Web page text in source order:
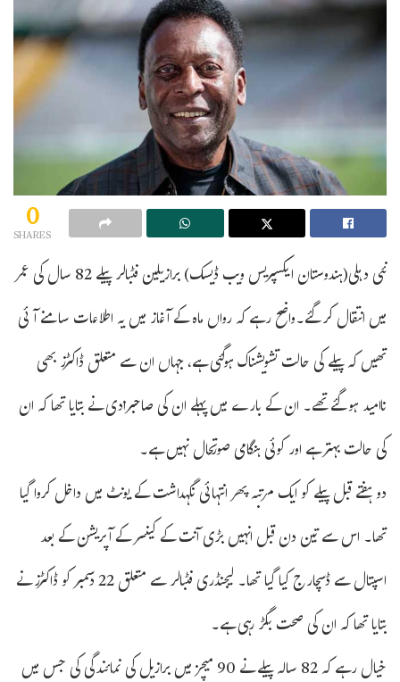
0
SHARES
نئی دہلی(ہندوستان ایکسپریس ویب ڈیسک) برازیلین فٹبالر پیلے 82 سال کی عمر
میں انتقال کرگئے۔واضح رہے کہ رواں ماہ کے آغاز میں یہ اطلاعات سامنے آئی
تھیں کہ پیلے کی حالت تشویشناک ہوگئی ہے، جہاں ان سے متعلق ڈاکٹرز بھی
ناامید ہوگئے تھے۔ ان کے بارے میں پہلے ان کی صاحبزادی نے بتایا تھا کہ ان
کی حالت بہتر ہے اور کوئی ہنگامی صورتحال نہیں ہے۔
دو ہفتے قبل پیلے کو ایک مرتبہ پھر انتہائی نگہداشت کے یونٹ میں داخل کروا گیا
تھا۔ اس سے تین دن قبل انہیں بڑی آنت کے کینسر کے آپریشن کے بعد
اسپتال سے ڈسچارج کیا گیا تھا۔ لیجنڈری فٹبالر سے متعلق 22 دسمبر کو ڈاکٹرز نے
بتایا تھا کہ ان کی صحت بگڑ رہی ہے۔
خیال رہے کہ 82 سالہ پیلے نے 90 میچز میں برازیل کی نمائندگی کی جس میں